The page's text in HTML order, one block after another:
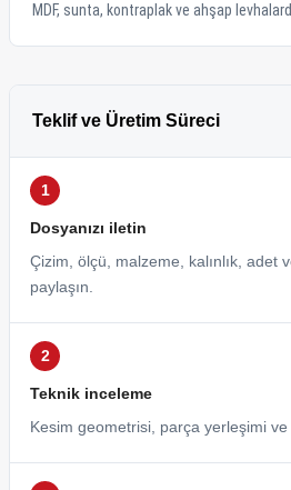
MDF, sunta, kontraplak ve ahşap
Teklif ve Üretim Süreci
Dosyanızı iletin
Çizim, ölçü, malzeme, kalınlık, adet
paylaşın.
Teknik inceleme
Kesim geometrisi, parça yerleşimi